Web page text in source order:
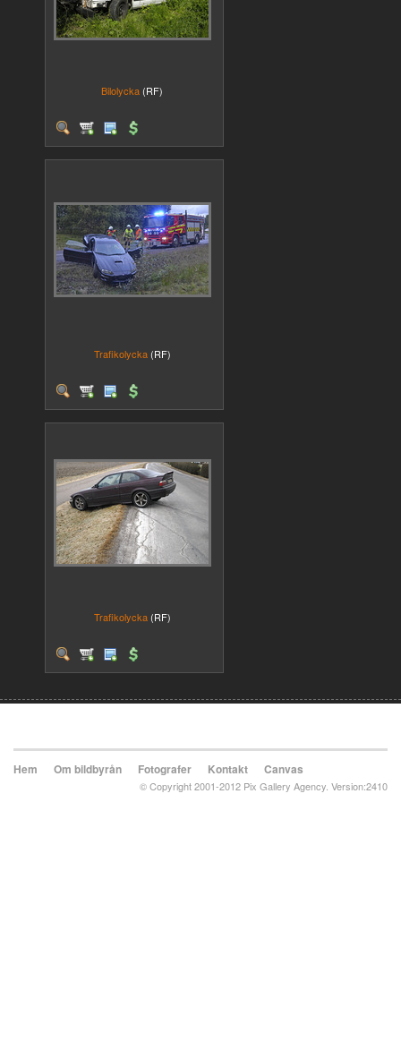
Bilolycka (RF)
Trafikolycka (RF)
Trafikolycka (RF)
Hem Om bildbyrån Fotografer Kontakt Canvas
© Copyright 2001-2012 Pix Gallery Agency. Version:2410